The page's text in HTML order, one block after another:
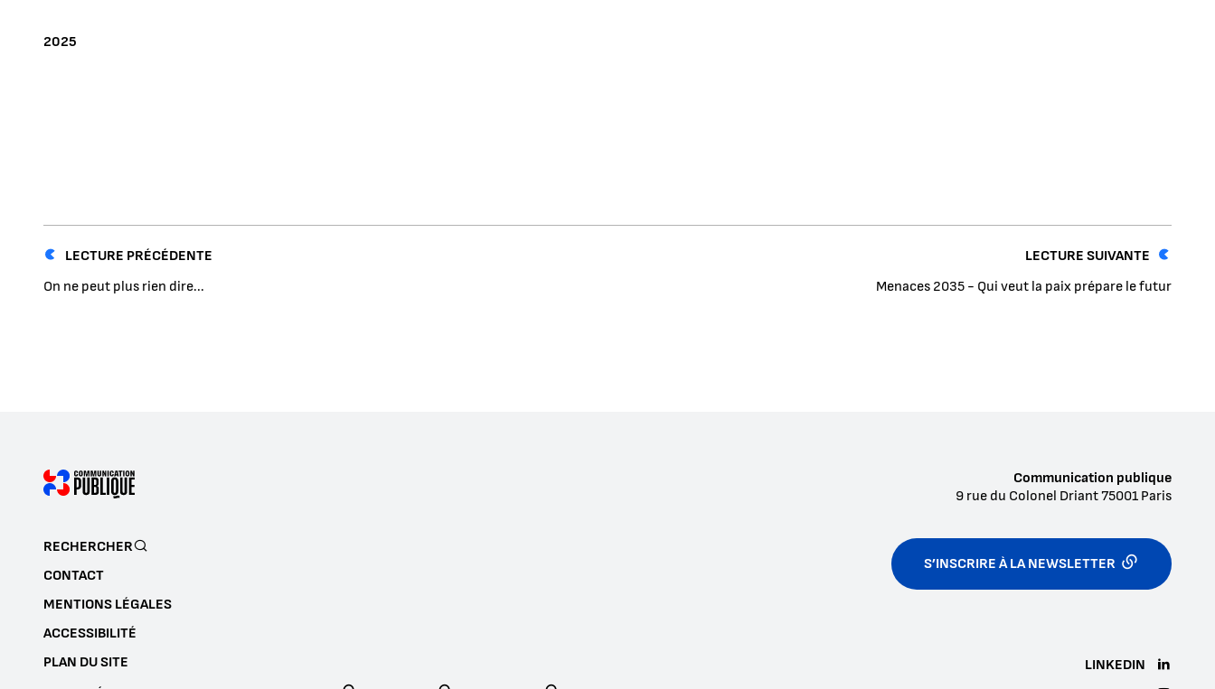
ANNÉE
2025
LECTURE PRÉCÉDENTE
On ne peut plus rien dire...
LECTURE SUIVANTE
Menaces 2035 - Qui veut la paix prépare le futur
Communication publique
9 rue du Colonel Driant75001 Paris
S’INSCRIRE À LA NEWSLETTER
LINKEDIN
RECHERCHER
CONTACT
MENTIONS LÉGALES
ACCESSIBILITÉ
PLAN DU SITE